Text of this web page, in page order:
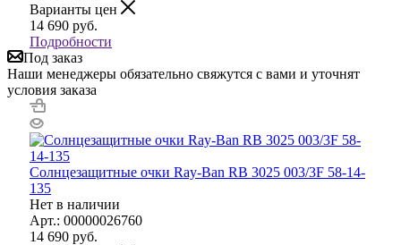
Варианты цен
14 690 руб.
Подробности
Под заказ
Наши менеджеры обязательно свяжутся с вами и уточнят
условия заказа
Солнцезащитные очки Ray-Ban RB 3025 003/3F 58-14-
135
Нет в наличии
Арт.: 00000026760
14 690 руб.